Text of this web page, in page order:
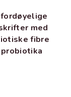
med
fibre